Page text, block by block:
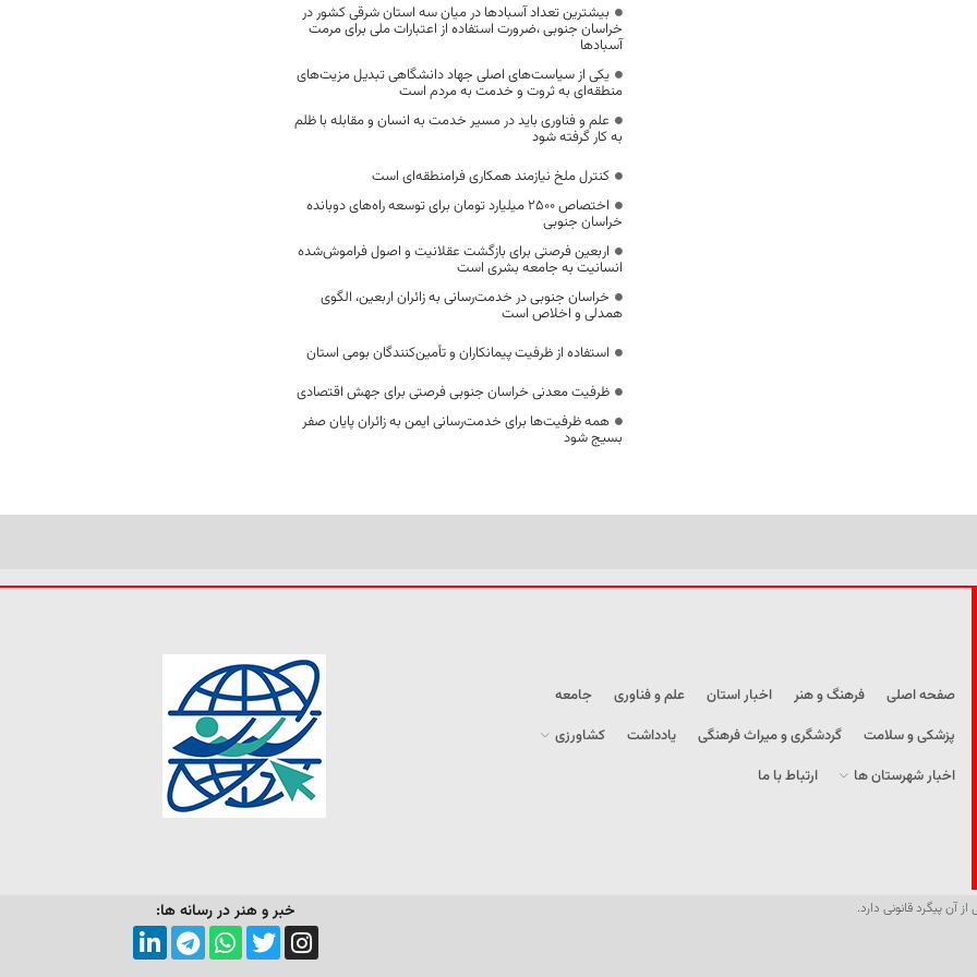
بیشترین تعداد آسبادها در میان سه استان شرقی کشور در
خراسان جنوبی ،ضرورت استفاده از اعتبارات ملی برای مرمت
آسبادها
یکی از سیاست‌های اصلی جهاد دانشگاهی تبدیل مزیت‌های
منطقه‌ای به ثروت و خدمت به مردم است
علم و فناوری باید در مسیر خدمت به انسان و مقابله با ظلم
به کار گرفته شود
کنترل ملخ نیازمند همکاری فرامنطقه‌ای است
اختصاص 2500 میلیارد تومان برای توسعه راه‌های دوبانده
خراسان جنوبی
اربعین فرصتی برای بازگشت عقلانیت و اصول فراموش‌شده
انسانیت به جامعه بشری است
خراسان جنوبی در خدمت‌رسانی به زائران اربعین، الگوی
همدلی و اخلاص است
استفاده از ظرفیت پیمانکاران و تأمین‌کنندگان بومی استان
ظرفیت معدنی خراسان جنوبی فرصتی برای جهش اقتصادی
همه ظرفیت‌ها برای خدمت‌رسانی ایمن به زائران پایان صفر
بسیج شود
صفحه اصلی فرهنگ و هنر اخبار استان علم و فناوری
جامعه
پزشکی و سلامت
گردشگری و میراث فرهنگی یادداشت
کشاورزی
اخبار شهرستان ها
ارتباط با ما
آن پیگرد قانونی دارد.
خبر و هنر در رسانه ها: